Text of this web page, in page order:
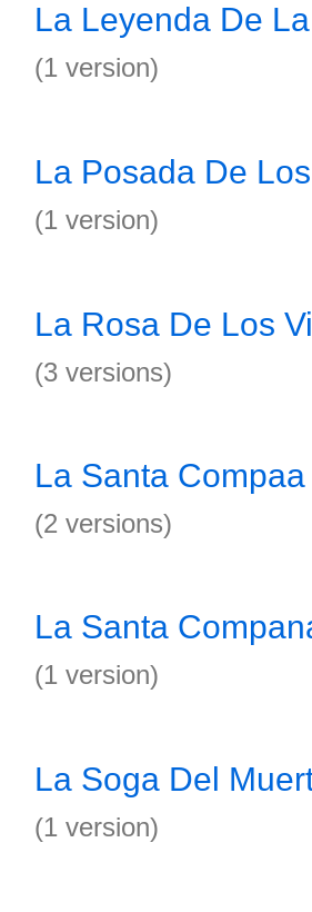
La Leyenda De
(1 version)
La Posada De
(1 version)
La Rosa De Los
(3 versions)
La Santa Compaa
(2 versions)
La Santa
(1 version)
La Soga Del
(1 version)